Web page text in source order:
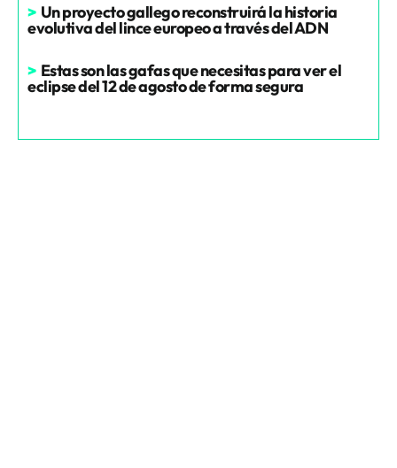
> Un proyecto gallego reconstruirá la historia
evolutiva del lince europeo a través del ADN
> Estas son las gafas que necesitas para ver el
eclipse del 12 de agosto de forma segura